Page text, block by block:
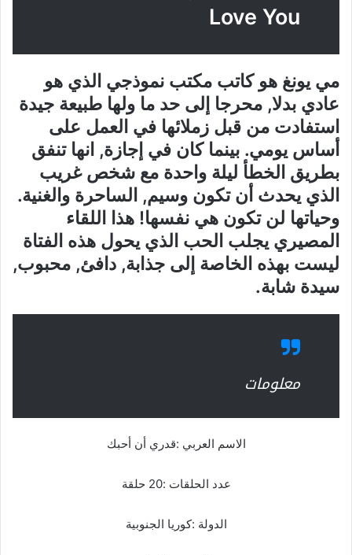
Love You
مي يونغ هو كاتب مكتب نموذجي الذي هو
عادي بدلا, محرجا إلى حد ما ولها طبيعة جيدة
استفادت من قبل زملائها في العمل على
أساس يومي. بينما كان في إجازة, انها تنفق
بطريق الخطأ ليلة واحدة مع شخص غريب
الذي يحدث أن تكون وسيم, الساحرة والغنية.
وحياتها لن تكون هي نفسها! هذا اللقاء
المصيري يجلب الحب الذي يحول هذه الفتاة
ليست بهذه الخاصة إلى جذابة, دافئ, محبوب,
سيدة شابة.
معلومات
الاسم العربي :قدري أن أحبك
عدد الحلقات :20 حلقة
الدولة :كوريا الجنوبية